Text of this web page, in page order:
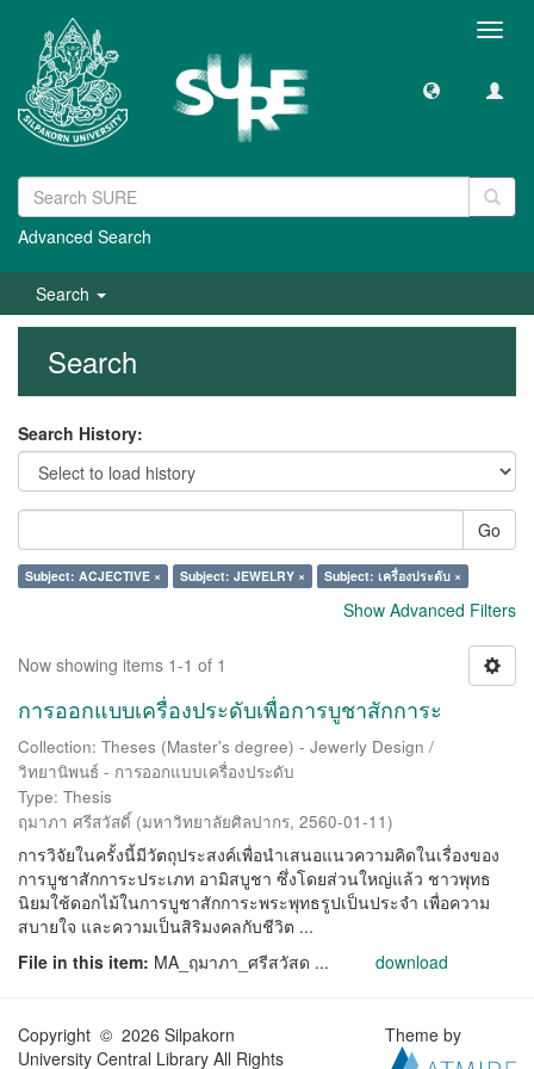
Advanced Search
Search
Search
Search History:
Go
Subject: ACJECTIVE × Subject: JEWELRY × Subject: เครื่องประดับ ×
Show Advanced Filters
Now showing items 1-1 of 1
การออกแบบเครื่องประดับเพื่อการบูชาสักการะ
Collection: Theses (Master's degree) - Jewerly Design /
วิทยานิพนธ์ - การออกแบบเครื่องประดับ
Type: Thesis
ฤมาภา ศรีสวัสดิ์ (มหาวิทยาลัยศิลปากร, 2560-01-11)
การวิจัยในครั้งนี้มีวัตถุประสงค์เพื่อนำเสนอแนวความคิดในเรื่องของ
การบูชาสักการะประเภท อามิสบูชา ซึ่งโดยส่วนใหญ่แล้ว ชาวพุทธ
นิยมใช้ดอกไม้ในการบูชาสักการะพระพุทธรูปเป็นประจำ เพื่อความ
สบายใจ และความเป็นสิริมงคลกับชีวิต ...
File in this item: MA_ฤมาภา_ศรีสวัสด ... download
Copyright © 2026 Silpakorn
University Central Library All Rights
Theme by